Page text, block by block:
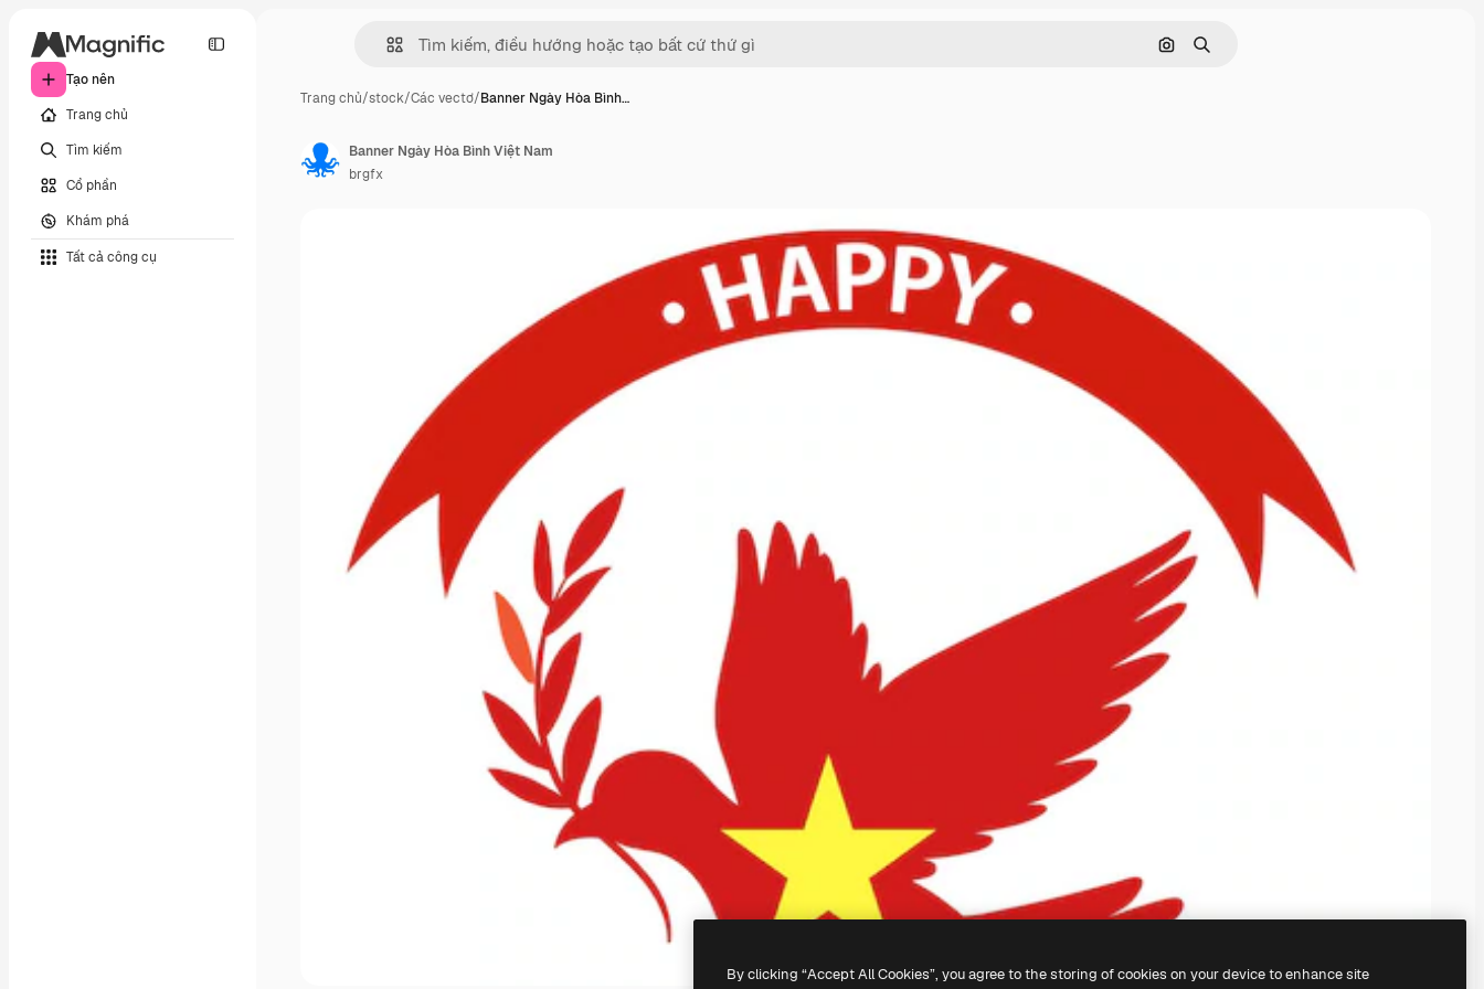
Tạo nên
Trang chủ
Tìm kiếm
Cổ phần
Khám phá
Tất cả công cụ
Tìm kiếm bằng hình ảnh
Tìm kiếm
Trang chủ/stock/Các vectơ/Banner Ngày Hòa Bình…
Banner Ngày Hòa Bình Việt Nam
brgfx
By clicking “Accept All Cookies”, you agree to the storing of cookies on your device to enhance site